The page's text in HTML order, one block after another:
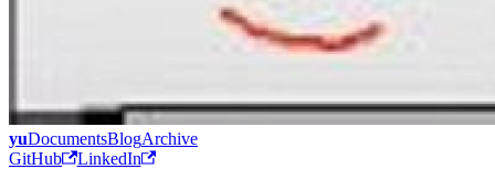
yuDocumentsBlogArchive
GitHub
LinkedIn